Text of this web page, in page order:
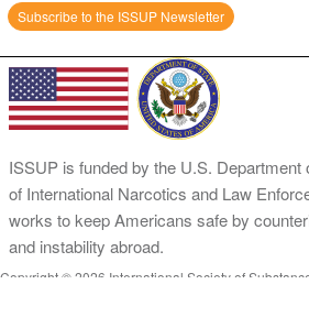
Subscribe to the ISSUP Newsletter
ISSUP is funded by the U.S. Department
of International Narcotics and Law
works to keep Americans safe by
and instability abroad.
Copyright © 2026 International Society of